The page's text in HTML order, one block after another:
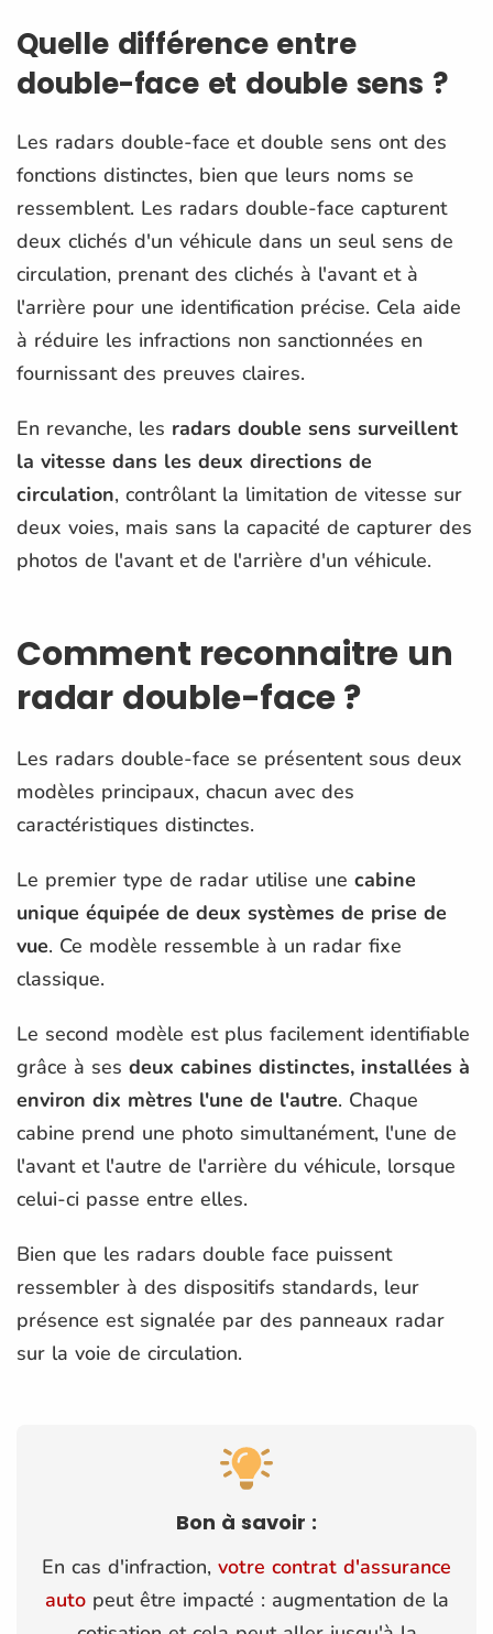
Quelle différence entre
double-face et double sens ?
Les radars double-face et double sens ont des
fonctions distinctes, bien que leurs noms se
ressemblent. Les radars double-face capturent
deux clichés d'un véhicule dans un seul sens de
circulation, prenant des clichés à l'avant et à
l'arrière pour une identification précise. Cela aide
à réduire les infractions non sanctionnées en
fournissant des preuves claires.
En revanche, les radars double sens surveillent
la vitesse dans les deux directions de
circulation, contrôlant la limitation de vitesse sur
deux voies, mais sans la capacité de capturer des
photos de l'avant et de l'arrière d'un véhicule.
Comment reconnaitre un
radar double-face ?
Les radars double-face se présentent sous deux
modèles principaux, chacun avec des
caractéristiques distinctes.
Le premier type de radar utilise une cabine
unique équipée de deux systèmes de prise de
vue. Ce modèle ressemble à un radar fixe
classique.
Le second modèle est plus facilement identifiable
grâce à ses deux cabines distinctes, installées à
environ dix mètres l'une de l'autre. Chaque
cabine prend une photo simultanément, l'une de
l'avant et l'autre de l'arrière du véhicule, lorsque
celui-ci passe entre elles.
Bien que les radars double face puissent
ressembler à des dispositifs standards, leur
présence est signalée par des panneaux radar
sur la voie de circulation.
Bon à savoir :
En cas d'infraction, votre contrat d'assurance
autopeut être impacté : augmentation de la